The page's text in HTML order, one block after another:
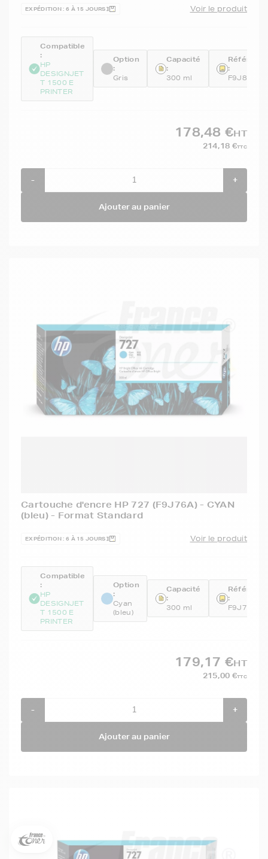
EXPÉDITION : 6 À 15 JOURS Voir le produit
Compatible
:
HP
DESIGNJET
T 1500 E
PRINTER
Option
:
Gris
Capacité
:
300 ml
:
F9J80A
178,48 €HT
214,18 €TTC
- +
Ajouter au panier
Cartouche d'encre HP 727 (F9J76A) - CYAN
(bleu) - Format Standard
EXPÉDITION : 6 À 15 JOURS Voir le produit
Compatible
:
HP
DESIGNJET
T 1500 E
PRINTER
Option
:
Cyan
(bleu)
Capacité
:
300 ml
:
F9J76A
179,17 €HT
215,00 €TTC
- +
Ajouter au panier
commande * !